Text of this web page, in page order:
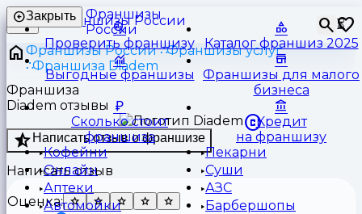
Франшизы
России
⏳
Закрыть
Проверить франшизу Каталог франшиз 2025
Выгодные франшизы
Франшизы для малого
бизнеса
Сколько стоит
франшиза
Кредит
на франшизу
Кофейни
Пекарни
Онлайн
Суши
Аптеки
АЗС
Автомойки
Барбершопы
Франшизы России
Франшизы услуг
Франшиза Diadem
Франшиза
Diadem отзывы
Написать отзыв о франшизе
Написать отзыв
Оценка: